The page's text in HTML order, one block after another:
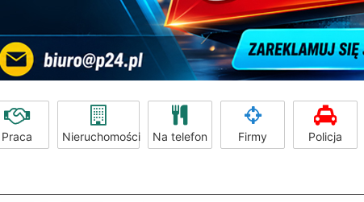
Praca Nieruchomości Na telefon Firmy Policja